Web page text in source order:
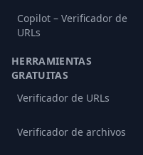
Copilot – Verificador de
URLs
HERRAMIENTAS
GRATUITAS
Verificador de URLs
Verificador de archivos